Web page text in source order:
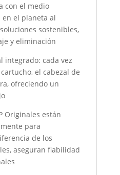
con el medio
en el planeta al
sostenibles,
y eliminación
integrado: cada vez
el cabezal de
ofreciendo un
Originales están
para
de los
aseguran fiabilidad